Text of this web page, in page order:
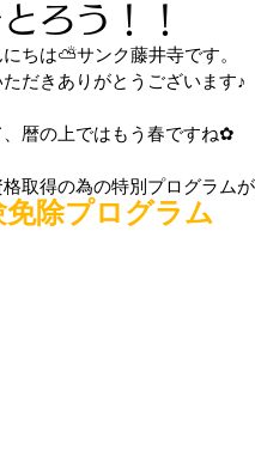
ろう！！
ちは⛅サンク藤井寺です。
だきありがとうございます♪
暦の上ではもう春ですね✿
取得の為の特別プログラム
免除プログラム